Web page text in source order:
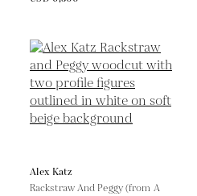
Alex Katz
Rackstraw And Peggy (from A